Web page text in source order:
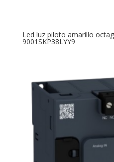
Led luz piloto amarillo
9001SKP38LYY9